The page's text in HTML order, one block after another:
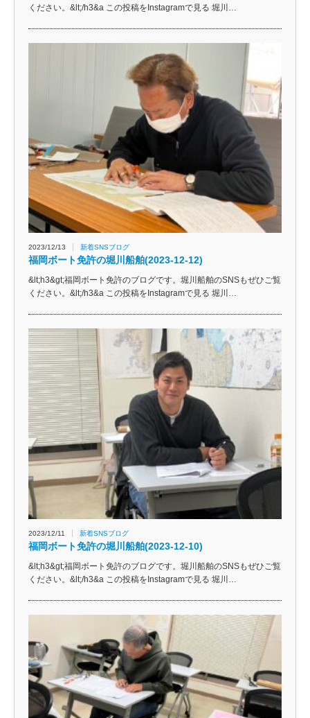
ください。&lt;/h3&a この投稿をInstagramで見る 堀川…
2023/12/13 新着SNSブログ
福岡ボート免許の堀川船舶(2023-12-12)
&lt;h3&gt;福岡ボート免許のブログです。堀川船舶のSNSもぜひご覧
ください。&lt;/h3&a この投稿をInstagramで見る 堀川…
2023/12/11 新着SNSブログ
福岡ボート免許の堀川船舶(2023-12-10)
&lt;h3&gt;福岡ボート免許のブログです。堀川船舶のSNSもぜひご覧
ください。&lt;/h3&a この投稿をInstagramで見る 堀川…